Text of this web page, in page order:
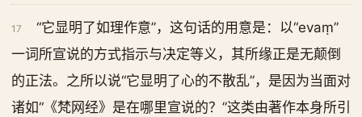
17
“它显明了如理作意”，这句话的用意是：以“evaṃ”
一词所宣说的方式指示与决定等义，其所缘正是无颠倒
的正法。之所以说“它显明了心的不散乱”，是因为当面对
诸如“《梵网经》是在哪里宣说的？”这类由著作本身所引